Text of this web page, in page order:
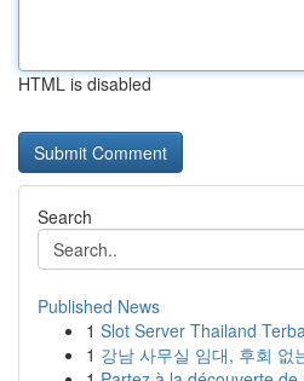
HTML is disabled
Search
Published News
1 Slot Server Thailand
1 강남 사무실 임대, 후회 없